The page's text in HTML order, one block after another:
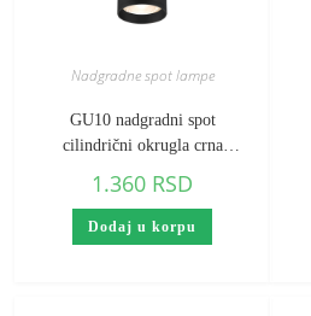
Nadgradne spot lampe
GU10 nadgradni spot
cilindrični okrugla crna
mm)
1.360 RSD
Dodaj u korpu